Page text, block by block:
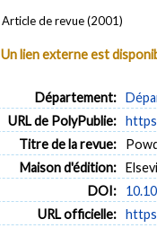
Article de revue (2001)
Un lien externe est
Département:
URL de PolyPublie:
Titre de la revue:
Maison d'édition:
DOI:
URL officielle: